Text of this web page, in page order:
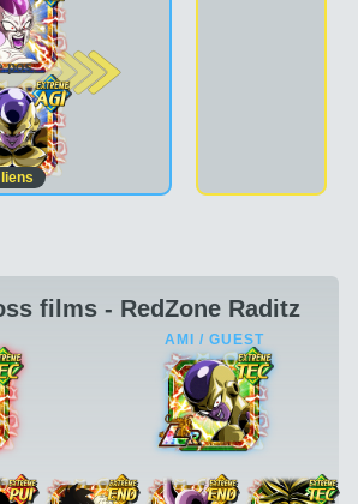
pos.
liens
films - RedZone Raditz